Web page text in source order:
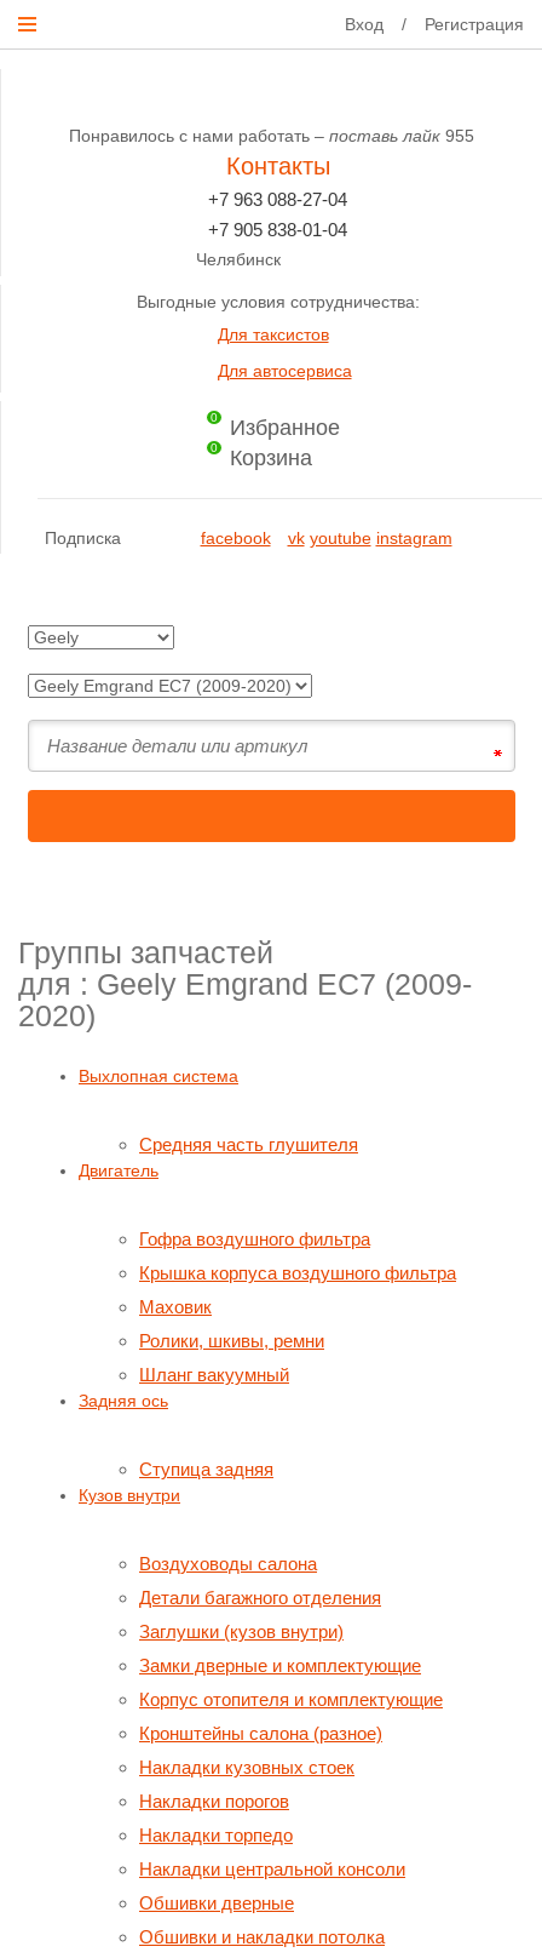
Вход / Регистрация
Понравилось с нами работать – поставь лайк 955
Контакты
+7 963 088-27-04
+7 905 838-01-04
Челябинск
Выгодные условия сотрудничества:
Для таксистов
Для автосервиса
0 Избранное
0 Корзина
Подписка facebook vk youtube instagram
Группы запчастей
для : Geely Emgrand EC7 (2009-
2020)
Выхлопная система
Средняя часть глушителя
Двигатель
Гофра воздушного фильтра
Крышка корпуса воздушного фильтра
Маховик
Ролики, шкивы, ремни
Шланг вакуумный
Задняя ось
Ступица задняя
Кузов внутри
Воздуховоды салона
Детали багажного отделения
Заглушки (кузов внутри)
Замки дверные и комплектующие
Корпус отопителя и комплектующие
Кронштейны салона (разное)
Накладки кузовных стоек
Накладки порогов
Накладки торпедо
Накладки центральной консоли
Обшивки дверные
Обшивки и накладки потолка